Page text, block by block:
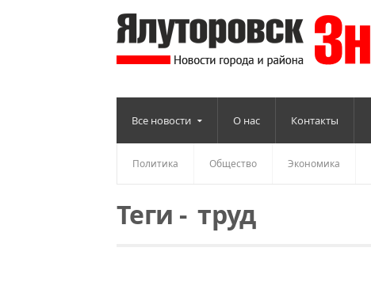
Все новости О нас Контакты
Политика Общество Экономика
Теги -труд